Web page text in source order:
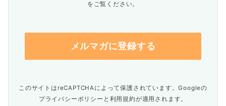
をご覧ください。
このサイトはreCAPTCHAによって保護されています。Googleの
プライバシーポリシー と 利用規約が適用されます。